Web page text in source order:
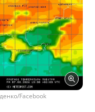
Facebook